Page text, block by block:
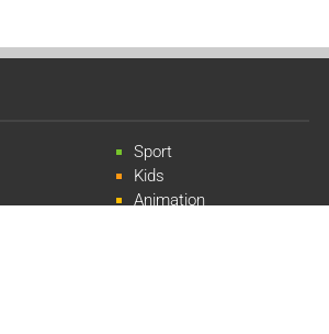
Sport
Kids
Animation